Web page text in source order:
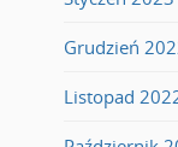
Grudzień
Listopad